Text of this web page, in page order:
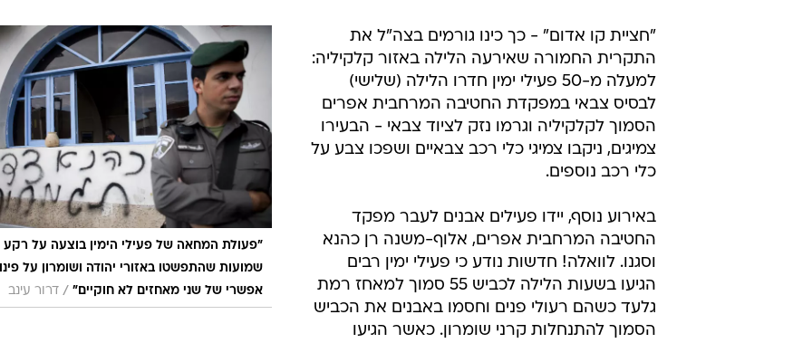
"פעולת המחאה של פעילי הימין בוצעה על רקע
שמועות שהתפשטו באזורי יהודה ושומרון על
אפשרי של שני מאחזים לא חוקיים" / דרור עינב
"חציית קו אדום" - כך כינו גורמים בצה"ל את
התקרית החמורה שאירעה הלילה באזור קלקיליה:
למעלה מ-50 פעילי ימין חדרו הלילה (שלישי)
לבסיס צבאי במפקדת החטיבה המרחבית אפרים
הסמוך לקלקיליה וגרמו נזק לציוד צבאי - הבעירו
צמיגים, ניקבו צמיגי כלי רכב צבאיים ושפכו צבע על
כלי רכב נוספים.
באירוע נוסף, יידו פעילים אבנים לעבר מפקד
החטיבה המרחבית אפרים, אלוף-משנה רן כהנא
וסגנו. לוואלה! חדשות נודע כי פעילי ימין רבים
הגיעו בשעות הלילה לכביש 55 סמוך למאחז רמת
גלעד כשהם רעולי פנים וחסמו באבנים את הכביש
הסמוך להתנחלות קרני שומרון. כאשר הגיעו